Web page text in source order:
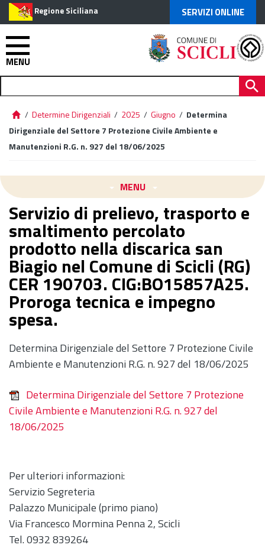
Regione Siciliana SERVIZI ONLINE
MENU
/ Determine Dirigenziali / 2025 / Giugno / Determina
Dirigenziale del Settore 7 Protezione Civile Ambiente e
Manutenzioni R.G. n. 927 del 18/06/2025
MENU
Servizio di prelievo, trasporto e
smaltimento percolato
prodotto nella discarica san
Biagio nel Comune di Scicli (RG)
CER 190703. CIG:BO15857A25.
Proroga tecnica e impegno
spesa.
Determina Dirigenziale del Settore 7 Protezione Civile
Ambiente e Manutenzioni R.G. n. 927 del 18/06/2025
Determina Dirigenziale del Settore 7 Protezione
Civile Ambiente e Manutenzioni R.G. n. 927 del
18/06/2025
Per ulteriori informazioni:
Servizio Segreteria
Palazzo Municipale (primo piano)
Via Francesco Mormina Penna 2, Scicli
Tel. 0932 839264